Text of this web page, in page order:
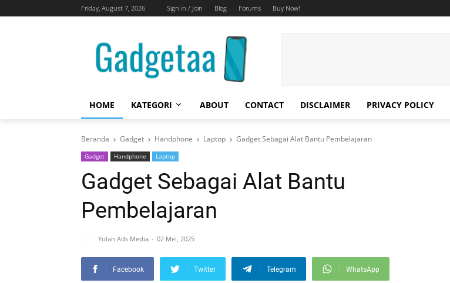
Friday, August 7, 2026 Sign in / Join Blog Forums Buy Now!
HOME KATEGORI ABOUT CONTACT DISCLAIMER PRIVACY POLICY
Beranda Gadget Handphone Laptop Gadget Sebagai Alat Bantu Pembelajaran
Gadget Handphone Laptop
Gadget Sebagai Alat Bantu
Pembelajaran
Yolan Ads Media 02 Mei, 2025
Facebook Twitter Telegram WhatsApp